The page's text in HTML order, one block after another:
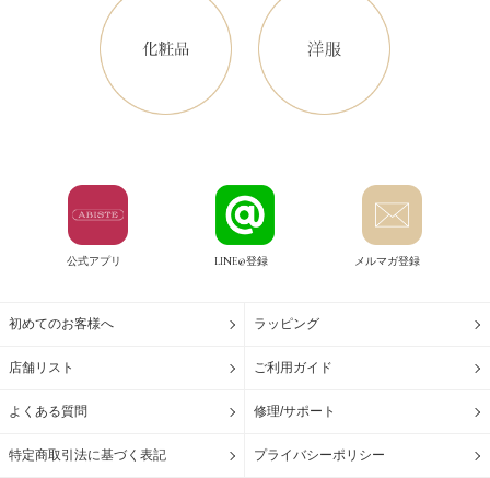
公式アプリ LINE@登録 メルマガ登録
初めてのお客様へ ラッピング
店舗リスト ご利用ガイド
よくある質問 修理/サポート
特定商取引法に基づく表記 プライバシーポリシー